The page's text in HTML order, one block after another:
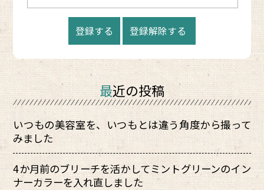
最近の投稿
いつもの美容室を、いつもとは違う角度から撮って
みました
4か月前のブリーチを活かしてミントグリーンのイン
ナーカラーを入れ直しました